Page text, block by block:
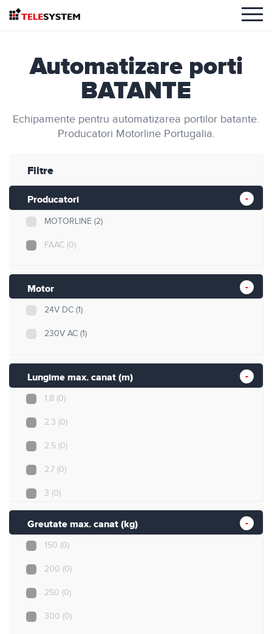
Automatizare porti
BATANTE
Echipamente pentru automatizarea portilor batante.
Producatori Motorline Portugalia.
Filtre
Producatori
MOTORLINE (2)
FAAC (0)
Motor
24V DC (1)
230V AC (1)
Lungime max. canat (m)
1.8 (0)
2.3 (0)
2.5 (0)
2.7 (0)
3 (0)
4(2)
5(0)
Greutate max. canat (kg)
150 (0)
200 (0)
250 (0)
300 (0)